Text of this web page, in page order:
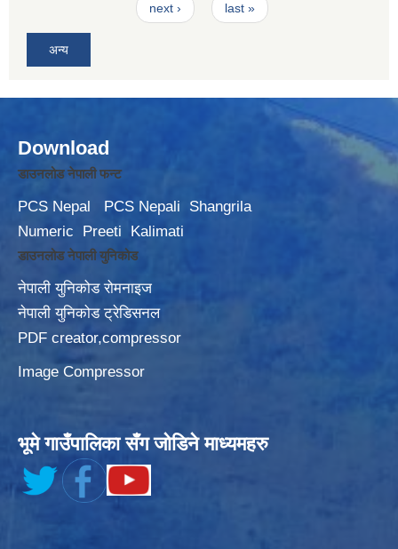
next › last »
अन्य
Download
डाउनलोड नेपाली फन्ट
PCS Nepal PCS Nepali
Shangrila
Numeric
Preeti Kalimati
डाउनलोड नेपाली युनिकोड
नेपाली युनिकोड रोमनाइज
नेपाली युनिकोड ट्रेडिसनल
PDF creator,compressor
Image Compressor
भूमे गाउँपालिका सँग जोडिने माध्यमहरु